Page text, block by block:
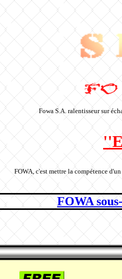
Fowa S.A. ralentisseur sur
Fournisseur de ralentisseur sur
FOWA, c'est mettre la compétence
FOWA